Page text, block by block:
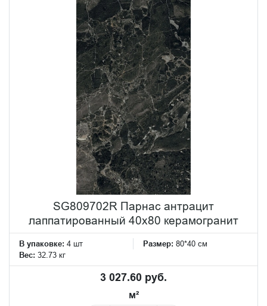
SG809702R Парнас антрацит
лаппатированный 40x80 керамогранит
В упаковке: 4 шт Размер: 80*40 см
Вес: 32.73 кг
3 027.60 руб.
м²